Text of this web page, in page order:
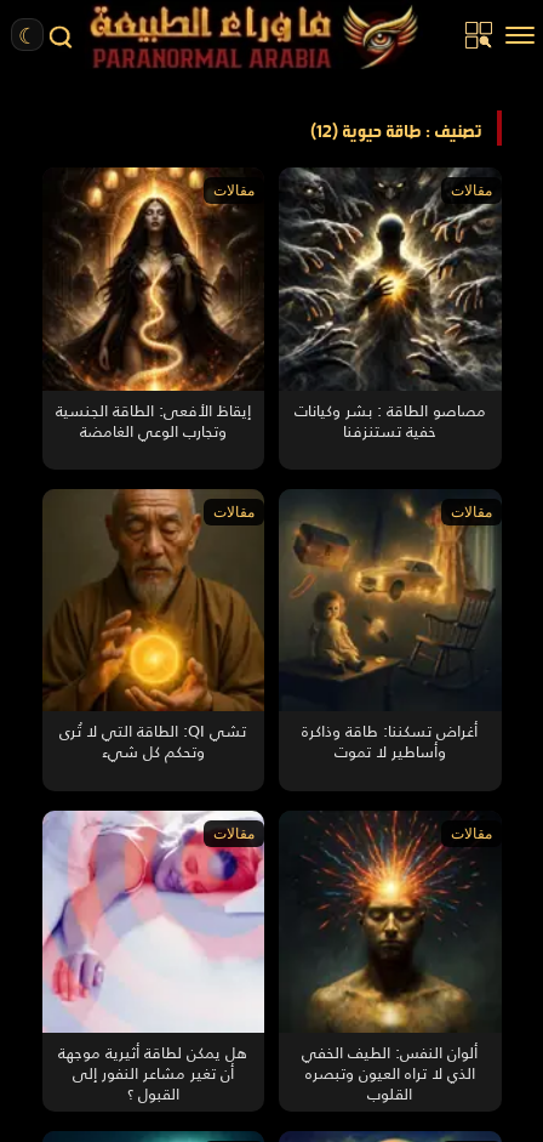
☾
مقالات
قصص واقعية
أخبار
تحقيقات
ركن الخيال
ENGLISH
تصنيف : طاقة حيوية (12)
مقالات
مصاصو الطاقة : بشر وكيانات
خفية تستنزفنا
مقالات
إيقاظ الأفعى: الطاقة الجنسية
وتجارب الوعي الغامضة
مقالات
أغراض تسكننا: طاقة وذاكرة
وأساطير لا تموت
مقالات
تشي QI: الطاقة التي لا تُرى
وتحكم كل شيء
مقالات
ألوان النفس: الطيف الخفي
الذي لا تراه العيون وتبصره
القلوب
مقالات
هل يمكن لطاقة أثيرية موجهة
أن تغير مشاعر النفور إلى
القبول ؟